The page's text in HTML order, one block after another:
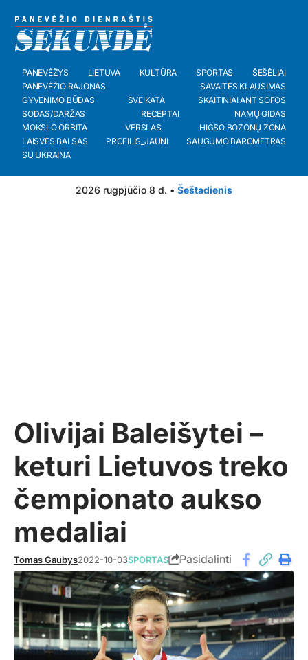
PANEVĖŽYS LIETUVA KULTŪRA SPORTAS
ŠEŠĖLIAI
PANEVĖŽIO RAJONAS
SAVAITĖS KLAUSIMAS
GYVENIMO BŪDAS
SVEIKATA
SKAITINIAI ANT SOFOS
SODAS/DARŽAS
RECEPTAI
NAMŲ GIDAS
MOKSLO ORBITA
VERSLAS
HIGSO BOZONŲ ZONA
LAISVĖS BALSAS
PROFILIS_JAUNI
SAUGUMO BAROMETRAS
SU UKRAINA
2026 rugpjūčio 8 d. • Šeštadienis
Olivijai Baleišytei –
keturi Lietuvos treko
čempionato aukso
medaliai
Tomas Gaubys2022-10-03SPORTAS Pasidalinti